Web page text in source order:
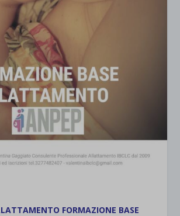
FORMAZIONE BASE